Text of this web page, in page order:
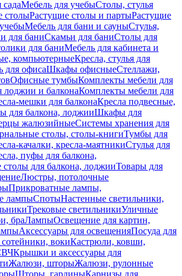
Мебель для учебыСтолы, стулья
столыРастущие столы и партыРастущие
Мебель для бани и сауныСтулья,
для баниСкамьи для баниСтолы для
для баниМебель для кабинета и
компьютерныеКресла, стулья для
для офисаШкафы офисныеСтеллажи,
Офисные тумбыКомплекты мебели для
лоджии и балконаКомплекты мебели для
мешки для балконаКресла подвесные,
для балкона, лоджииШкафы для
жалюзийныеСистемы хранения для
столы, столы-книгиТумбы для
качалки, кресла-маятникиСтулья для
пуфы для балкона,
для балкона, лоджииТовары для
Люстры, потолочные
Прикроватные лампы,
лампыСпотыНастенные светильники,
Трековые светильникиУличные
браЛампыОсвещение для картин,
Аксессуары для освещенияПосуда для
вокиКастрюли, ковши,
Крышки и аксессуары для
Жалюзи, шторыЖалюзи, рулонные
Шторы, гардиныКарнизы для